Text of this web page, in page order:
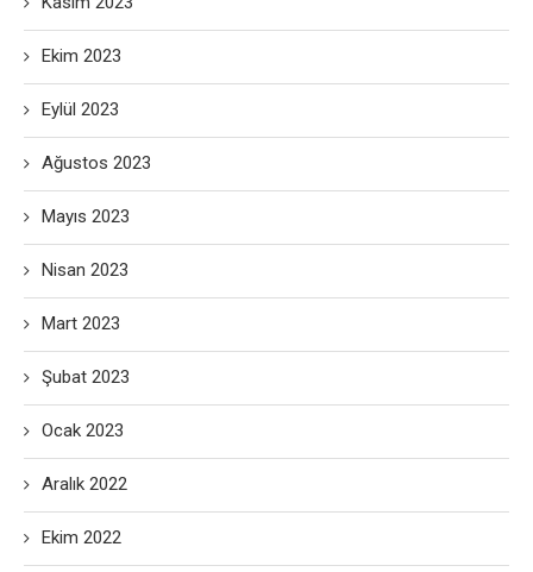
Ekim 2023
Eylül 2023
Ağustos 2023
Mayıs 2023
Nisan 2023
Mart 2023
Şubat 2023
Ocak 2023
Aralık 2022
Ekim 2022